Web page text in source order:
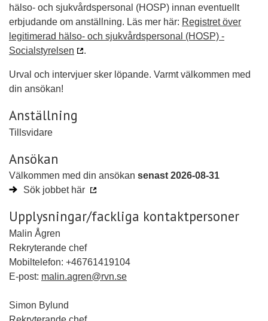
hälso- och sjukvårdspersonal (HOSP) innan eventuellt
erbjudande om anställning. Läs mer här: Registret över
legitimerad hälso- och sjukvårdspersonal (HOSP) -
Socialstyrelsen
.
Urval och intervjuer sker löpande. Varmt välkommen med
din ansökan!
Anställning
Tillsvidare
Ansökan
Välkommen med din ansökan senast 2026-08-31
Sök jobbet här
Upplysningar/fackliga kontaktpersoner
Malin Ågren
Rekryterande chef
Mobiltelefon: +46761419104
E-post: malin.agren@rvn.se
Simon Bylund